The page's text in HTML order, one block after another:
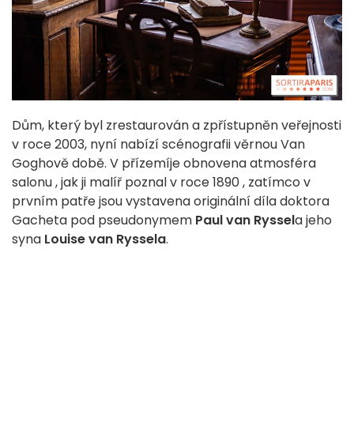
Dům, který byl zrestaurována zpřístupněnveřejnosti
v roce 2003, nyní nabízíscénografiivěrnouVan
Goghovědobě. V přízemíje obnovenaatmosféra
salonu, jakji malíř poznalv roce 1890, zatímco v
prvním patřejsou vystavenaoriginálnídíladoktora
Gacheta pod pseudonymem Paulvan Rysselajeho
syna Louisevan Ryssela.